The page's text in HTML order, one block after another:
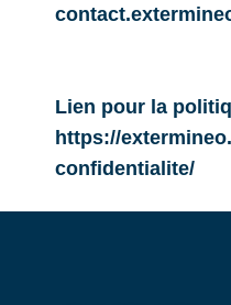
Lien pour la
https://
confidentialite/